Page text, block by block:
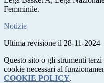
Femminile.
Notizie
Ultima revisione il 28-11-2024
Questo sito o gli strumenti
cookie necessari al
COOKIE POLICY.